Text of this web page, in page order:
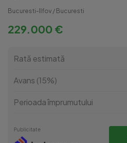
Bucuresti-Ilfov / Bucuresti
229.000 €
Rată estimată
Avans (15%)
Perioada împrumutului
Publicitate